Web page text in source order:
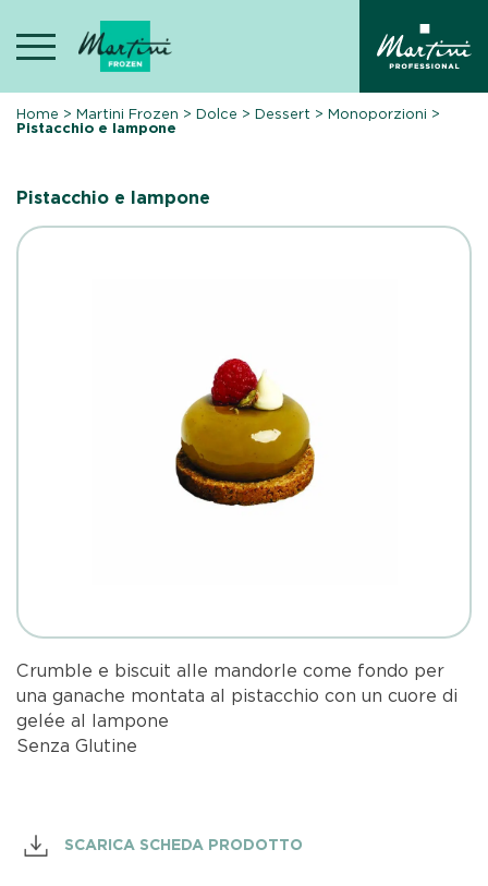
content
Home >Martini Frozen >Dolce >Dessert >Monoporzioni >
Pistacchio e lampone
Pistacchio e lampone
Crumble e biscuit alle mandorle come fondo per
una ganache montata al pistacchio con un cuore di
gelée al lampone
Senza Glutine
SCARICA SCHEDA PRODOTTO